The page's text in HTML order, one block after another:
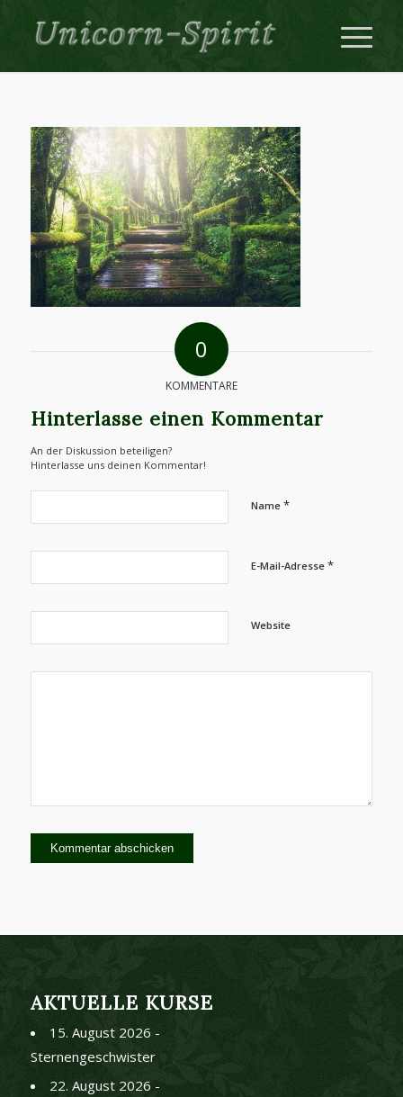
0
KOMMENTARE
Hinterlasse einen Kommentar
An der Diskussion beteiligen?
Hinterlasse uns deinen Kommentar!
Name *
E-Mail-Adresse *
Website
AKTUELLE KURSE
15. August 2026 -
Sternengeschwister
22. August 2026 -